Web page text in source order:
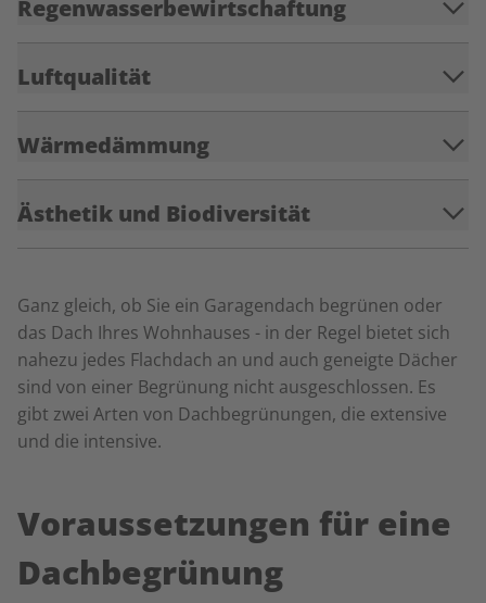
Regenwasserbewirtschaftung
Luftqualität
Wärmedämmung
Ästhetik und Biodiversität
Ganz gleich, ob Sie ein Garagendach begrünen oder
das Dach Ihres Wohnhauses - in der Regel bietet sich
nahezu jedes Flachdach an und auch geneigte Dächer
sind von einer Begrünung nicht ausgeschlossen. Es
gibt zwei Arten von Dachbegrünungen, die extensive
und die intensive.
Voraussetzungen für eine
Dachbegrünung